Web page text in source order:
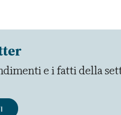
e i fatti della